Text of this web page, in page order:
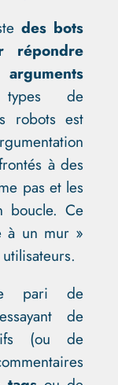
des bots
répondre
de
robots est
à des
pas et les
boucle. Ce
à un mur »
le pari de
de
(ou de